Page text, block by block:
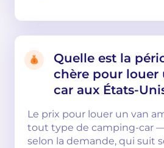
Quelle est la
chère pour
car aux États-
Le prix pour louer un van
tout type de camping-car
selon la demande, qui suit